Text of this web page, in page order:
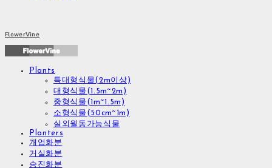
FlowerVine
Plants
특대형식물(2m이상)
대형식물(1.5m~2m)
중형식물(1m~1.5m)
소형식물(50cm~1m)
실외월동가능식물
Planters
개업화분
거실화분
승진화분